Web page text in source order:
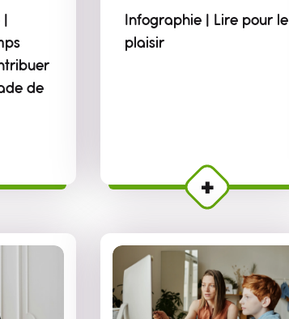
|
de
Infographie | Lire pour le
plaisir